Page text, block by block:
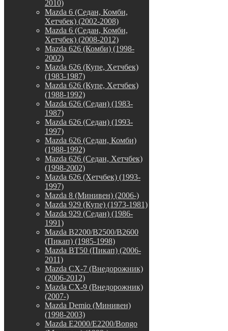
2010)
Mazda 6 (Седан, Комби,
Хетчбек) (2002-2008)
Mazda 6 (Седан, Комби,
Хетчбек) (2008-2012)
Mazda 626 (Комби) (1998-
2002)
Mazda 626 (Купе, Хетчбек)
(1983-1987)
Mazda 626 (Купе, Хетчбек)
(1988-1992)
Mazda 626 (Седан) (1983-
1987)
Mazda 626 (Седан) (1993-
1997)
Mazda 626 (Седан, Комби)
(1988-1992)
Mazda 626 (Седан, Хетчбек)
(1998-2002)
Mazda 626 (Хетчбек) (1993-
1997)
Mazda 8 (Минивен) (2006-)
Mazda 929 (Купе) (1973-1981)
Mazda 929 (Седан) (1986-
1991)
Mazda B2200/B2500/B2600
(Пикап) (1985-1998)
Mazda BT50 (Пикап) (2006-
2011)
Mazda CX-7 (Внедорожник)
(2006-2012)
Mazda CX-9 (Внедорожник)
(2007-)
Mazda Demio (Минивен)
(1998-2003)
Mazda E2000/E2200/Bongo